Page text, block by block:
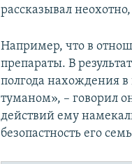
рассказывал
Например, что в
препараты. В
полгода нахождения в
туманом», – говорил
действий ему
безопастность его